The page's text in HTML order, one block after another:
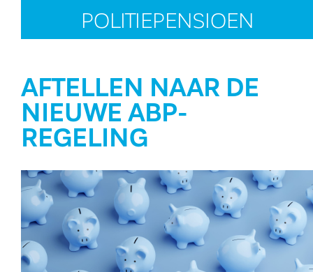
POLITIEPENSIOEN
AFTELLEN NAAR DE
NIEUWE ABP-
REGELING